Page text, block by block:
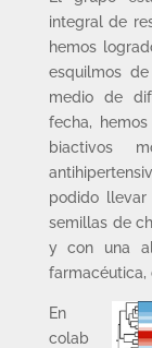
integral de
hemos
esquilmos
medio de
fecha,
biactivos
podido
semillas de
y con una
farmacéutica,
En
colab